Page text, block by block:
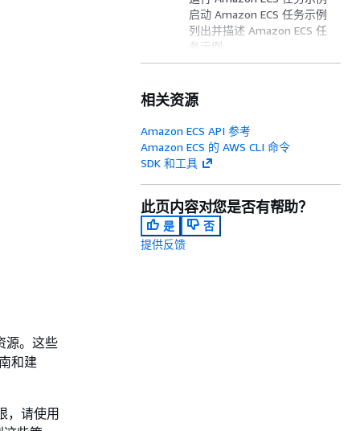
源。这些
和建
，请使用
启动 Amazon ECS 任务示例
列出并描述 Amazon ECS 任
务示例
创建 Amazon ECS 服务示例
服务
拒绝 Amazon ECS Service
Connect 命名空间覆盖示例
相关资源
Amazon ECS API 参考
Amazon ECS 的 AWS CLI 命令
SDK 和工具
此页内容对您是否有帮助？
是
否
提供反馈